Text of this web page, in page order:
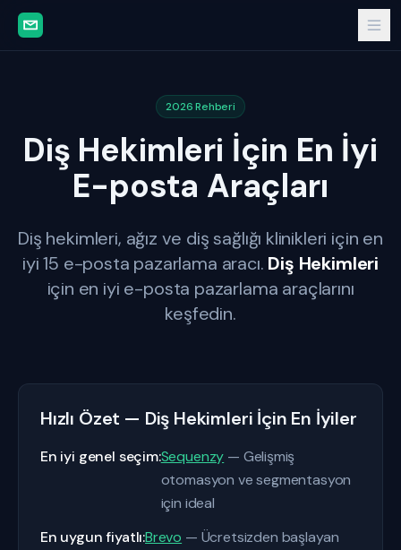
2026 Rehberi
Diş Hekimleri İçin En İyi
E-posta Araçları
Diş hekimleri, ağız ve diş sağlığı klinikleri için en
iyi 15 e-posta pazarlama aracı. Diş Hekimleri
için en iyi e-posta pazarlama araçlarını
keşfedin.
Hızlı Özet — Diş Hekimleri İçin En İyiler
En iyi genel seçim:Sequenzy — Gelişmiş
otomasyon ve segmentasyon
için ideal
En uygun fiyatlı:Brevo — Ücretsizden başlayan